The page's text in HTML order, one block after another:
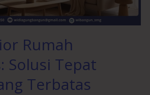
Rumah
Solusi Tepat
Terbatas